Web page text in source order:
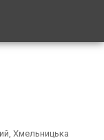
Хмельницька